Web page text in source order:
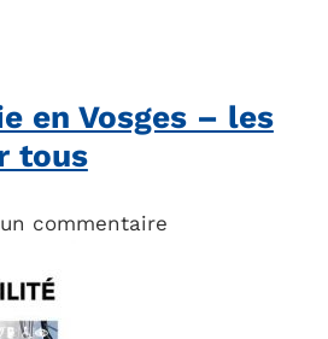
en Vosges – les
tous
commentaire